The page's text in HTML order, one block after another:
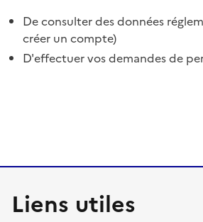
De consulter des données
créer un compte)
D'effectuer vos demandes de
Liens utiles